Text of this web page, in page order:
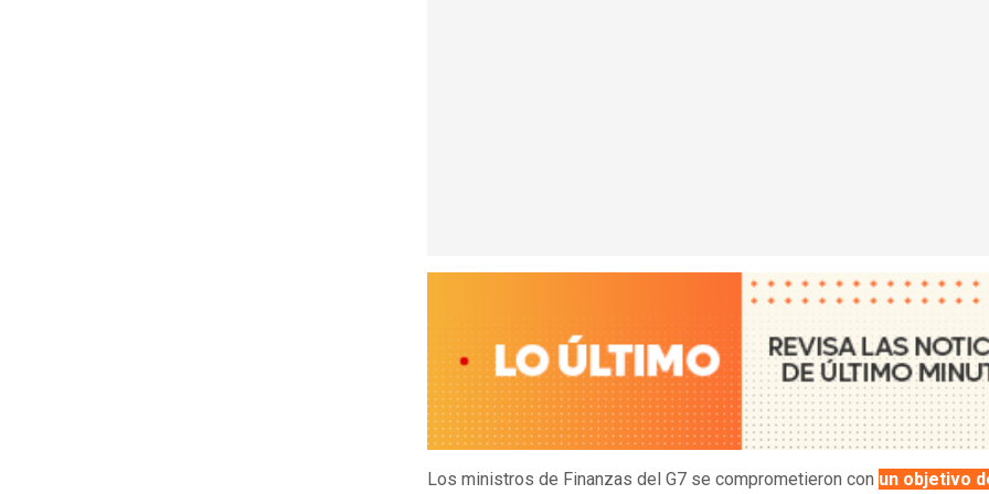
Los ministros de Finanzas del G7 se comprometieron con un objetivo